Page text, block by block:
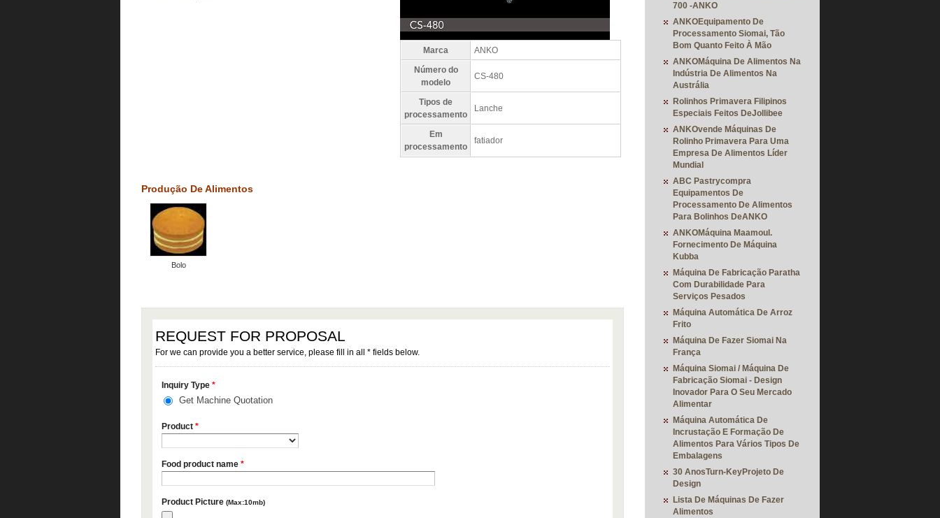
Marca
ANKO
Número do
modelo
CS-480
Tipos de
processamento
Lanche
Em
processamento
fatiador
Produção De Alimentos
Bolo
700 -ANKO
ANKOEquipamento De
Processamento Siomai, Tão
Bom Quanto Feito À Mão
ANKOMáquina De Alimentos Na
Indústria De Alimentos Na
Austrália
Rolinhos Primavera Filipinos
Especiais Feitos DeJollibee
ANKOvende Máquinas De
Rolinho Primavera Para Uma
Empresa De Alimentos Líder
Mundial
ABC Pastrycompra
Equipamentos De
Processamento De Alimentos
Para Bolinhos DeANKO
ANKOMáquina Maamoul.
Fornecimento De Máquina
Kubba
Máquina De Fabricação Paratha
Com Durabilidade Para
Serviços Pesados
Máquina Automática De Arroz
Frito
Máquina De Fazer Siomai Na
França
Máquina Siomai / Máquina De
Fabricação Siomai - Design
Inovador Para O Seu Mercado
Alimentar
Máquina Automática De
Incrustação E Formação De
Alimentos Para Vários Tipos De
Embalagens
30 AnosTurn-KeyProjeto De
Design
Lista De Máquinas De Fazer
Alimentos